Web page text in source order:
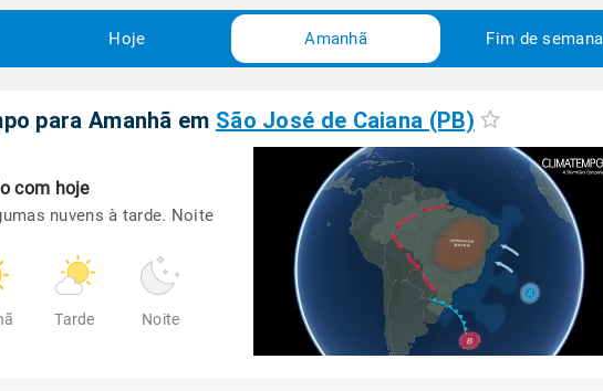
Hoje Amanhã Fim de semana
para Amanhã em São José de Caiana (PB)
com hoje
nuvens à tarde. Noite
Tarde Noite